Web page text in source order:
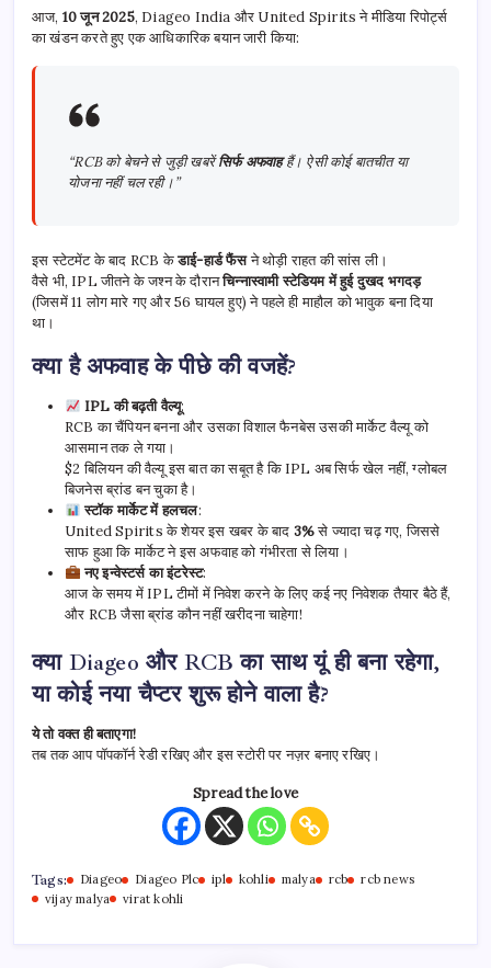
आज, 10 जून 2025, Diageo India और United Spirits ने मीडिया रिपोर्ट्स
का खंडन करते हुए एक आधिकारिक बयान जारी किया:
“RCB को बेचने से जुड़ी खबरेंसिर्फ अफवाहहैं। ऐसी कोई बातचीत या
योजना नहीं चल रही।”
इस स्टेटमेंट के बाद RCB केडाई-हार्ड फैंसने थोड़ी राहत की सांस ली।
वैसे भी, IPL जीतने के जश्न के दौरानचिन्नास्वामी स्टेडियम में हुई दुखद भगदड़
(जिसमें 11 लोग मारे गए और 56 घायल हुए) ने पहले ही माहौल को भावुक बना दिया
था।
क्या है अफवाह के पीछे की वजहें?
IPL की बढ़ती वैल्यू:
RCB का चैंपियन बनना और उसका विशाल फैनबेस उसकी मार्केट वैल्यू को
आसमान तक ले गया।
$2 बिलियन की वैल्यू इस बात का सबूत है कि IPL अब सिर्फ खेल नहीं, ग्लोबल
बिजनेस ब्रांड बन चुका है।
स्टॉक मार्केट में हलचल:
United Spirits के शेयर इस खबर के बाद 3%से ज्यादा चढ़ गए, जिससे
साफ हुआ कि मार्केट ने इस अफवाह को गंभीरता से लिया।
नए इन्वेस्टर्स का इंटरेस्ट:
आज के समय में IPL टीमों में निवेश करने के लिए कई नए निवेशक तैयार बैठे हैं,
और RCB जैसा ब्रांड कौन नहीं खरीदना चाहेगा!
क्या Diageo और RCB का साथ यूं ही बना रहेगा,
या कोई नया चैप्टर शुरू होने वाला है?
ये तो वक्त ही बताएगा!
तब तक आप पॉपकॉर्न रेडी रखिए और इस स्टोरी पर नज़र बनाए रखिए।
Spread the love
Tags: Diageo Diageo Plc ipl kohli malya rcb
rcb news
vijay malya
virat kohli